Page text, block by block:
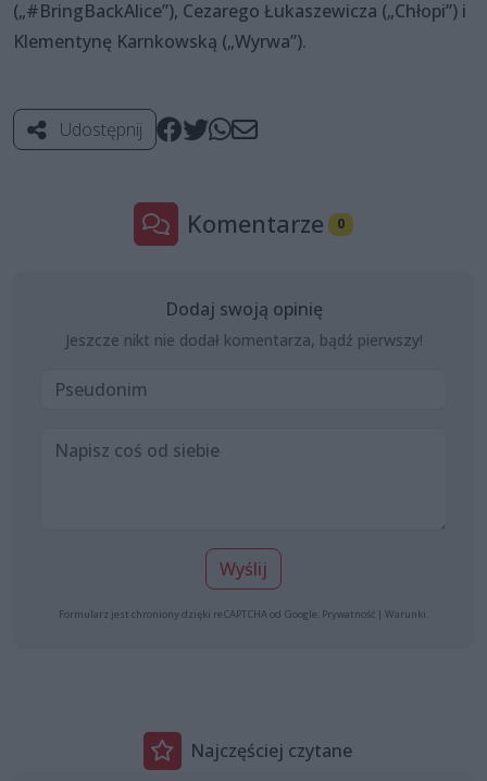
(„#BringBackAlice”), Cezarego Łukaszewicza („Chłopi”) i
Klementynę Karnkowską („Wyrwa”).
Udostępnij
Komentarze 0
Dodaj swoją opinię
Jeszcze nikt nie dodał komentarza, bądź pierwszy!
Wyślij
Formularz jest chroniony dzięki reCAPTCHA od Google: Prywatność | Warunki
Najczęściej czytane